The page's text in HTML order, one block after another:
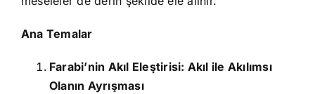
Ana Temalar
Farabi’nin Akıl Eleştirisi: Akıl ile Akılımsı
Olanın Ayrışması